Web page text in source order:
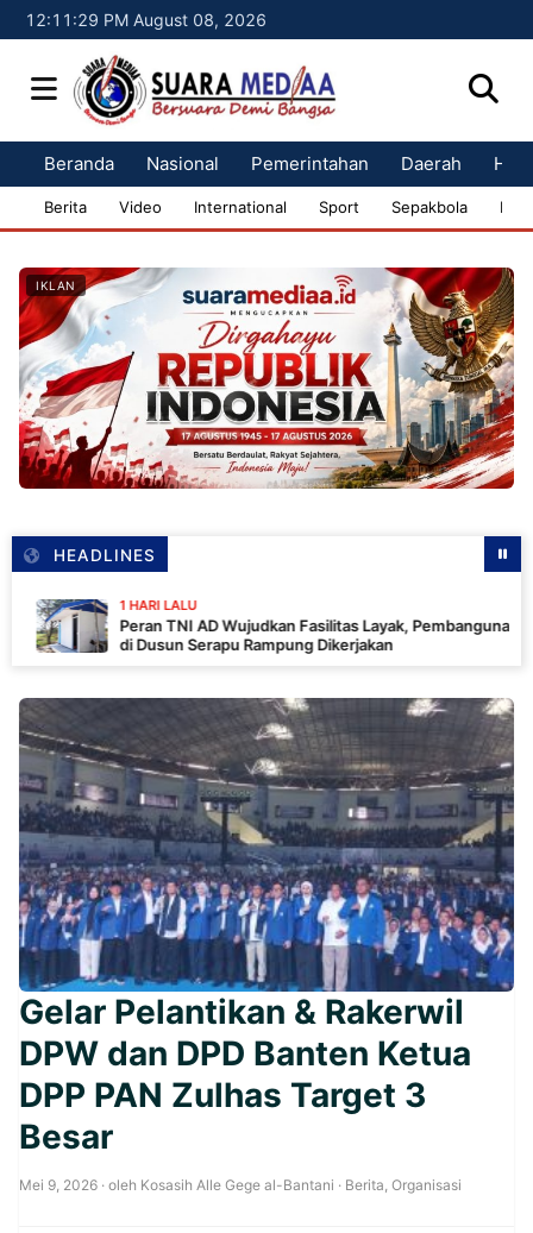
12:11:30 PM August 08, 2026
Beranda Nasional Pemerintahan Daerah
Berita Video International Sport Sepakbola
IKLAN
HEADLINES
1 HARI LALU
Peran TNI AD Wujudkan Fasilitas Layak, Pembangunan MCK
di Dusun Serapu Rampung Dikerjakan
Gelar Pelantikan & Rakerwil
DPW dan DPD Banten Ketua
DPP PAN Zulhas Target 3
Besar
Mei 9, 2026 · oleh Kosasih Alle Gege al-Bantani · Berita, Organisasi